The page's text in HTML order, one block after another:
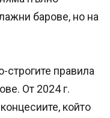
барове, но на
правила
От 2024 г.
който